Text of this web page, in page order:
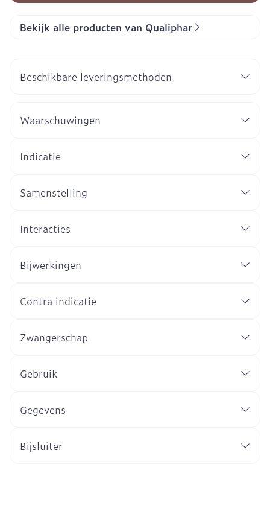
Bekijk alle producten van Qualiphar
Beschikbare leveringsmethoden
Waarschuwingen
Indicatie
Samenstelling
Interacties
Bijwerkingen
Contra indicatie
Zwangerschap
Gebruik
Gegevens
Bijsluiter